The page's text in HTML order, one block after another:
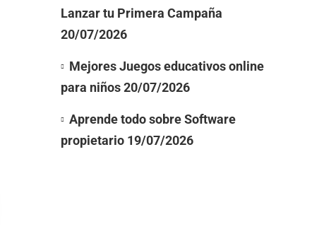
Lanzar tu Primera Campaña
20/07/2026
Mejores Juegos educativos online
para niños 20/07/2026
Aprende todo sobre Software
propietario 19/07/2026